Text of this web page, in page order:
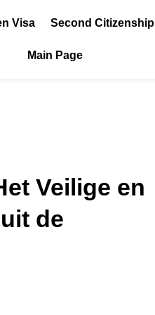
Visa Second Citizenship
Main Page
Veilige en
de